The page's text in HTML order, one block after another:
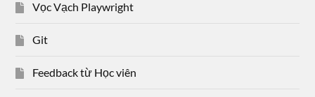
Vọc Vạch Playwright
Git
Feedback từ Học viên